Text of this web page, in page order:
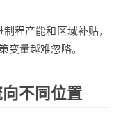
程产能和区域补贴，
变量越难忽略。
不同位置